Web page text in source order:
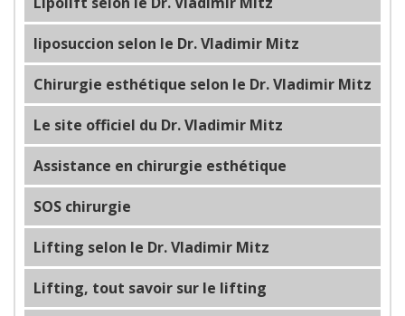
liposuccion selon le Dr. Vladimir Mitz
Chirurgie esthétique selon le Dr. Vladimir Mitz
Le site officiel du Dr. Vladimir Mitz
Assistance en chirurgie esthétique
SOS chirurgie
Lifting selon le Dr. Vladimir Mitz
Lifting, tout savoir sur le lifting